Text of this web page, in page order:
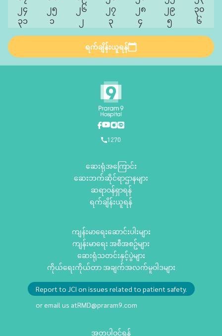
၂၄
၂၅ ၂၆ ၂၇ ၂၈ ၂၉
၃၀
၃၁
၁ ၂ ၃ ၄ ၅ ၆
ရက်ချိန်းယူရန်
1270
ဆေးရုံအကြောင်း
ဆေးဘက်ဆိုင်ရာဌာနများ
ဆရာဝန်ရှာရန်
ရက်ချိန်းယူရန်
ကျန်းမာရေးဆောင်းပါးများ
ကျန်းမာရေး အစီအစဥ်များ
ဆေးရုံသတင်းနှင့်ပွဲများ
ကိုယ်ရေးကိုယ်တာ အချက်အလက်မူဝါဒများ
Report to JCI on issues related to patient safety.
or email us atRMD@praram9.com
အတူပါဝင်ရန်